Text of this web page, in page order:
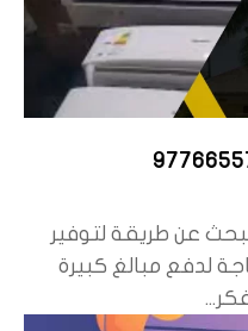
عن طريقة لتوفير
لدفع مبالغ كبيرة